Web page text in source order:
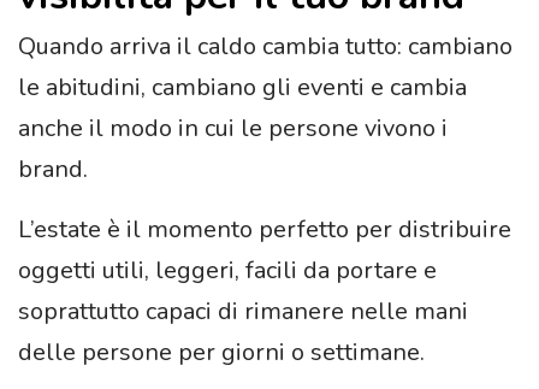
Quando arriva il caldo cambia tutto: cambiano
le abitudini, cambiano gli eventi e cambia
anche il modo in cui le persone vivono i
brand.
L’estate è il momento perfetto per distribuire
oggetti utili, leggeri, facili da portare e
soprattutto capaci di rimanere nelle mani
delle persone per giorni o settimane.